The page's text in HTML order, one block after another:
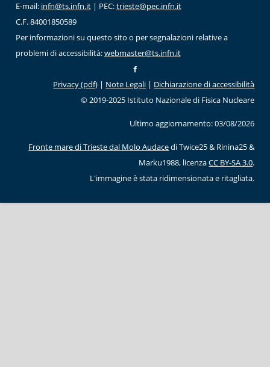
E-mail: infn@ts.infn.it| PEC:trieste@pec.infn.it
C.F. 84001850589
Per informazioni su questo sito o per segnalazioni relative a
problemi di accessibilità:webmaster@ts.infn.it
Privacy (pdf) | Note Legali | Dichiarazione di accessibilità
© 2019-2025 Istituto Nazionale di Fisica Nucleare
Ultimo aggiornamento: 03/08/2026
Fronte mare di Trieste dal Molo Audacedi Twice25 & Rinina25 &
Marku1988, licenzaCC BY-SA 3.0.
L'immagine è stata ridimensionata e ritagliata.